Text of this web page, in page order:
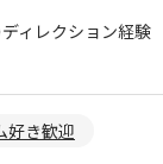
ィレクション経験
好き歓迎